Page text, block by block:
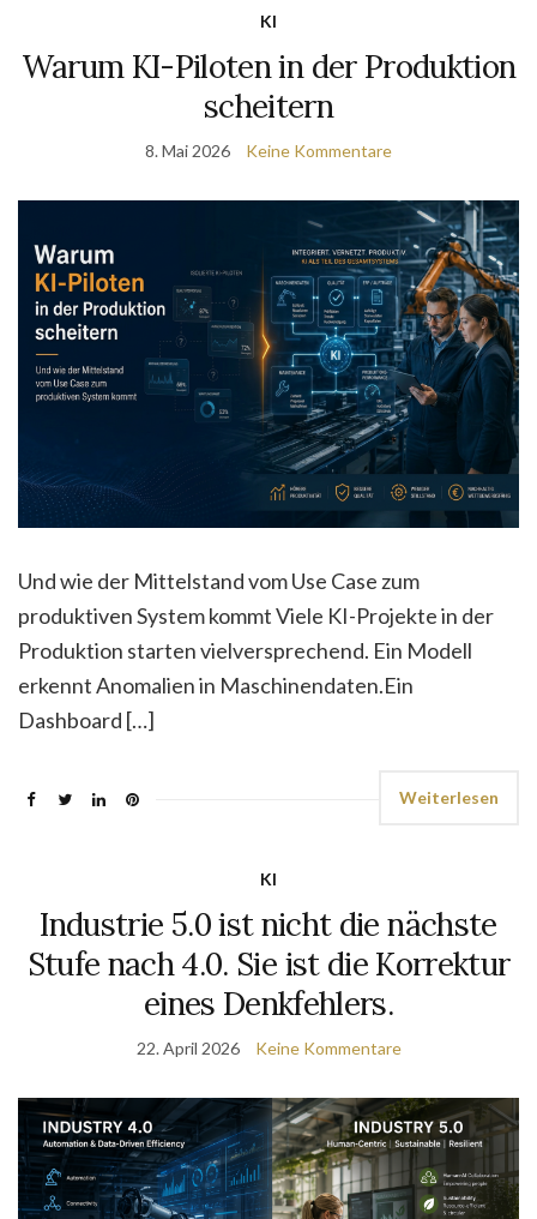
KI
Warum KI-Piloten in der Produktion
scheitern
8. Mai 2026 Keine Kommentare
Und wie der Mittelstand vom Use Case zum
produktiven System kommt Viele KI-Projekte in der
Produktion starten vielversprechend. Ein Modell
erkennt Anomalien in Maschinendaten.Ein
Dashboard […]
Weiterlesen
KI
Industrie 5.0 ist nicht die nächste
Stufe nach 4.0. Sie ist die Korrektur
eines Denkfehlers.
22. April 2026 Keine Kommentare